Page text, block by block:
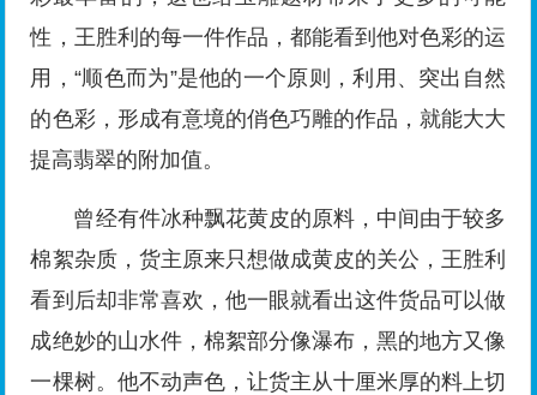
性，王胜利的每一件作品，都能看到他对色彩的运
用，“顺色而为”是他的一个原则，利用、突出自然
的色彩，形成有意境的俏色巧雕的作品，就能大大
提高翡翠的附加值。
曾经有件冰种飘花黄皮的原料，中间由于较多
棉絮杂质，货主原来只想做成黄皮的关公，王胜利
看到后却非常喜欢，他一眼就看出这件货品可以做
成绝妙的山水件，棉絮部分像瀑布，黑的地方又像
一棵树。他不动声色，让货主从十厘米厚的料上切